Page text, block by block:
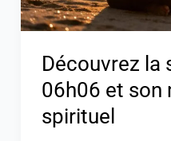
Découvrez la
06h06 et son
spirituel
spirituel